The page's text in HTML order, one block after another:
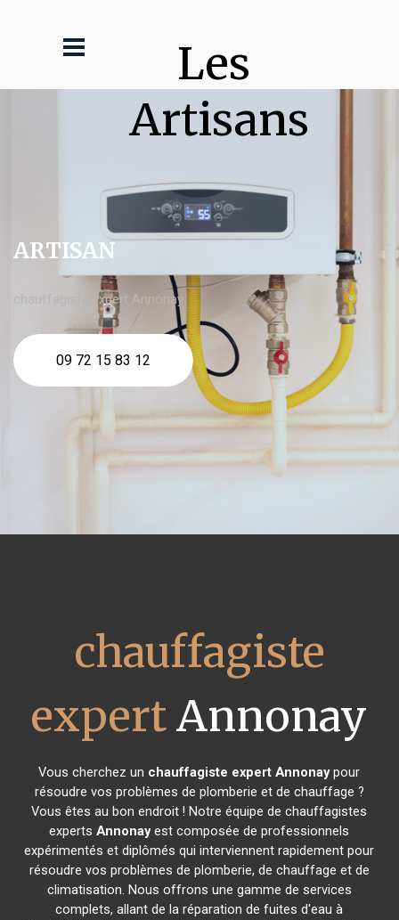
Les
Artisans
ARTISAN
chauffagiste expert Annonay
09 72 15 83 12
chauffagiste
expertAnnonay
Vous cherchez un chauffagiste expert Annonaypour
résoudre vos problèmes de plomberie et de chauffage ?
Vous êtes au bon endroit ! Notre équipe de chauffagistes
expertsAnnonayest composée de professionnels
expérimentés et diplômés qui interviennent rapidement pour
résoudre vos problèmes de plomberie, de chauffage et de
climatisation. Nous offrons une gamme de services
complets, allant de la réparation de fuites d'eau à